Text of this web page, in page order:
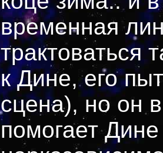
временная
трактоваться
к Дине, его
сцена), но он
помогает